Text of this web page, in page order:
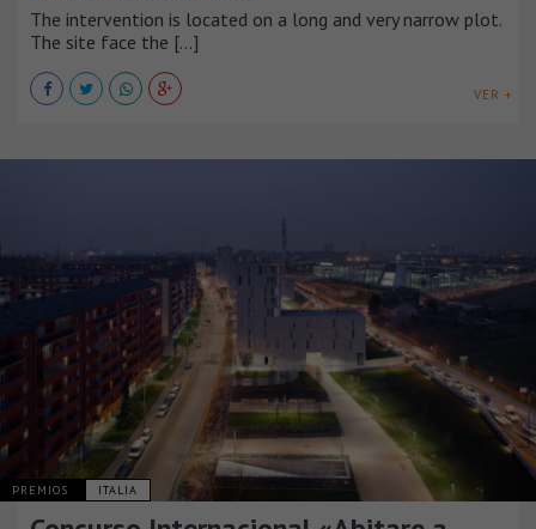
The intervention is located on a long and very narrow plot.
The site face the [...]
VER +
PREMIOS ITALIA